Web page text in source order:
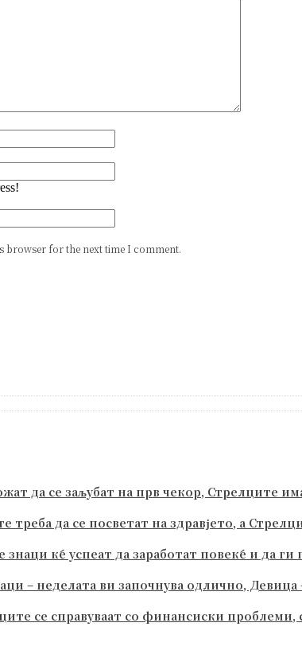
browser for the next time I comment.
да се заљубат на прв чекор, Стрелците
да се посветат на здравјето, а
ќе успеат да заработат повеќе и да
неделата ви започнува одлично, Девица
се справуваат со финансиски проблеми,